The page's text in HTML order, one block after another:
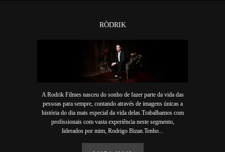
RÒDRIK
A Rodrik Filmes nasceu do sonho de fazer parte da vida das
pessoas para sempre, contando através de imagens únicas a
história do dia mais especial da vida delas.Trabalhamos com
profissionais com vasta experiência neste segmento,
liderados por mim, Rodrigo Bizan.Tenho...